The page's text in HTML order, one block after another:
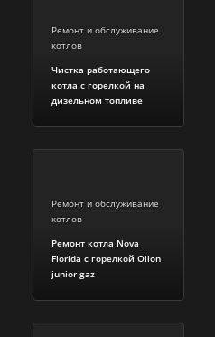
Ремонт и обслуживание
котлов
Чистка работающего
котла с горелкой на
дизельном топливе
Ремонт и обслуживание
котлов
Ремонт котла Nova
Florida c горелкой Oilon
junior gaz